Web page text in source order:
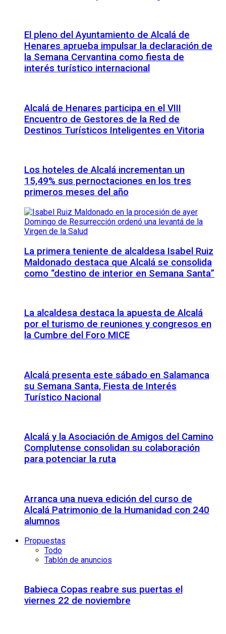
El pleno del Ayuntamiento de Alcalá de
Henares aprueba impulsar la declaración de
la Semana Cervantina como fiesta de
interés turístico internacional
Alcalá de Henares participa en el VIII
Encuentro de Gestores de la Red de
Destinos Turísticos Inteligentes en Vitoria
Los hoteles de Alcalá incrementan un
15,49% sus pernoctaciones en los tres
primeros meses del año
La primera teniente de alcaldesa Isabel Ruiz
Maldonado destaca que Alcalá se consolida
como “destino de interior en Semana Santa”
La alcaldesa destaca la apuesta de Alcalá
por el turismo de reuniones y congresos en
la Cumbre del Foro MICE
Alcalá presenta este sábado en Salamanca
su Semana Santa, Fiesta de Interés
Turístico Nacional
Alcalá y la Asociación de Amigos del Camino
Complutense consolidan su colaboración
para potenciar la ruta
Arranca una nueva edición del curso de
Alcalá Patrimonio de la Humanidad con 240
alumnos
Propuestas
Todo
Tablón de anuncios
Babieca Copas reabre sus puertas el
viernes 22 de noviembre